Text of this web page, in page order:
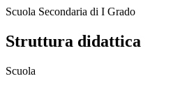
Scuola Secondaria di I Grado
Struttura didattica
Scuola